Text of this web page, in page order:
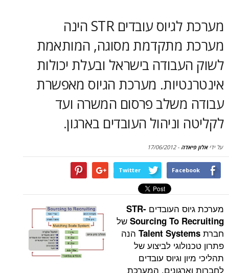
מערכת לגיוס עובדים STR הינה
מתקדמת מסוגה, המותאמת
בישראל ובעלת יכולות
מערכת הגיוס מאפשרת
פרסום המשרה ועד
העובדים בארגון.
-
17/06/2012
Twitter
העובדיםSTR-
Sourcing Toשל
Talentהנה
לביצוע של
וגיוס עובדים
המערכת